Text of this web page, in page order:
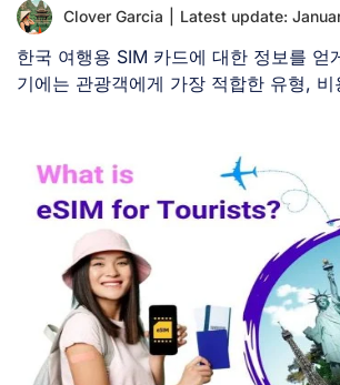
Clover Garcia Latest update:
한국 여행용 SIM 카드에 대한 정보를 얻
기에는 관광객에게 가장 적합한 유형,